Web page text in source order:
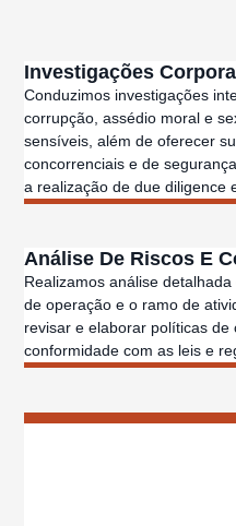
Análise De Riscos E
Realizamos análise
de operação e o ramo de
revisar e elaborar políticas
conformidade com as leis e
Investigações
Conduzimos investigações
corrupção, assédio moral e
sensíveis, além de oferecer
concorrenciais e de
a realização de due diligence